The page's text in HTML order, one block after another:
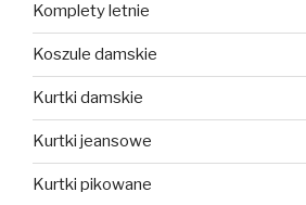
Komplety letnie
Koszule damskie
Kurtki damskie
Kurtki jeansowe
Kurtki pikowane